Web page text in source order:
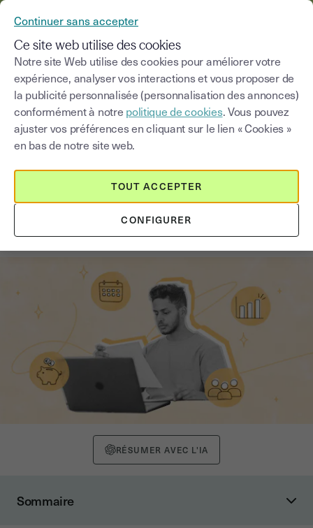
Blog
Choisir une catégorie Saisissez un terme
Les 6 fonctionnalités clés de la
signature électronique pour les RH
RÉSUMER AVEC L'IA
Sommaire
Continuer sans accepter
Ce site web utilise des cookies
Notre site Web utilise des cookies pour améliorer votre
expérience, analyser vos interactions et vous proposer de
la publicité personnalisée (personnalisation des annonces)
conformément à notre politique de cookies. Vous pouvez
ajuster vos préférences en cliquant sur le lien « Cookies »
en bas de notre site web.
CONFIGURER
TOUT ACCEPTER